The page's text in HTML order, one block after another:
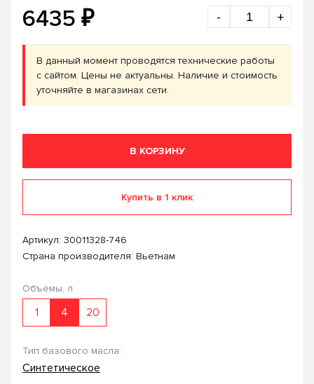
6435 ₽ - +
В данный момент проводятся технические работы
с сайтом. Цены не актуальны. Наличие и стоимость
уточняйте в магазинах сети.
В КОРЗИНУ
Купить в 1 клик
Артикул: 30011328-746
Страна производителя: Вьетнам
Объемы, л
1 4 20
Тип базового масла:
Синтетическое